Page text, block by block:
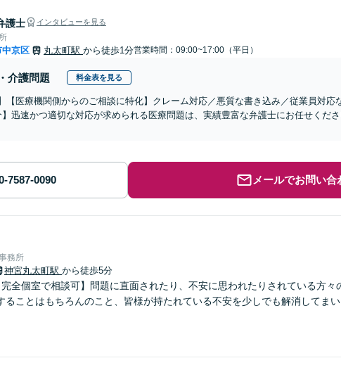
護士 インタビューを見る
中京区 丸太町駅 から徒歩1分営業時間：09:00~17:00（平日）
介護問題 料金表を見る
【医療機関側からのご相談に特化】クレーム対応／悪質な書き込み／従業員対応
】迅速かつ適切な対応が求められる医療問題は、実績豊富な弁護士にお任せくだ
メールでお問い合
務所
神宮丸太町駅 から徒歩5分
完全個室で相談可】問題に直面されたり、不安に思われたりされている方々
ることはもちろんのこと、皆様が持たれている不安を少しでも解消してま